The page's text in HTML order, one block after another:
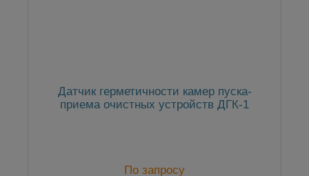
Датчик герметичности камер пуска-
приема очистных устройств ДГК-1
По запросу